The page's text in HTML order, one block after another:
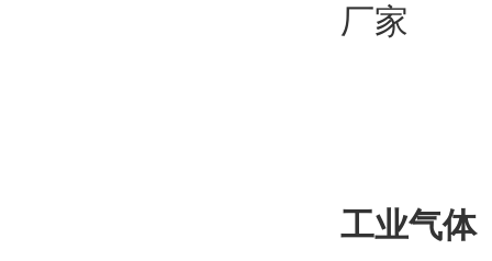
厂家
工业气体